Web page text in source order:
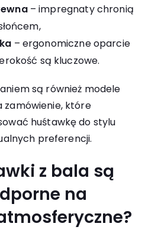
– impregnaty chronią
– ergonomiczne oparcie
są kluczowe.
są również modele
zamówienie, które
huśtawkę do stylu
preferencji.
z bala są
na